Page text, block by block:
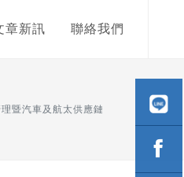
章新訊 聯絡我們
暨汽車及航太供應鏈